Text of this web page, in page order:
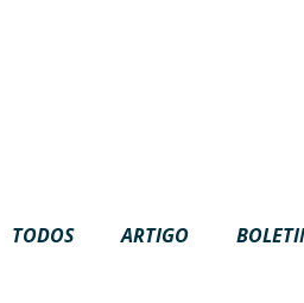
TODOS ARTIGO